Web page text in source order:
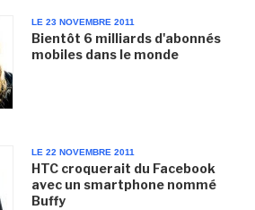
LE 23 NOVEMBRE 2011
Bientôt 6 milliards d'abonnés
mobiles dans le monde
LE 22 NOVEMBRE 2011
HTC croquerait du Facebook
avec un smartphone nommé
Buffy